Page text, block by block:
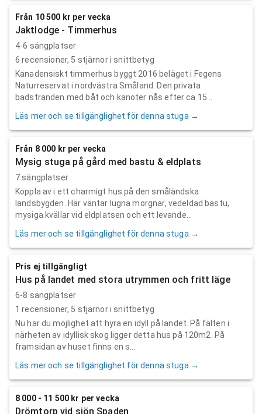
Från 10 500 kr per vecka
Jaktlodge - Timmerhus
4-6 sängplatser
6 recensioner, 5 stjärnor i snittbetyg
Kanadensiskt timmerhus byggt 2016 beläget i Fegens
Naturreservat i nordvästra Småland. Den privata
badstranden med båt och kanoter nås efter ca 15...
Läs mer och se tillgänglighet för denna stuga →
Från 8 000 kr per vecka
Mysig stuga på gård med bastu & eldplats
7 sängplatser
Koppla av i ett charmigt hus på den småländska
landsbygden. Här väntar lugna morgnar, vedeldad bastu,
mysiga kvällar vid eldplatsen och ett levande...
Läs mer och se tillgänglighet för denna stuga →
Pris ej tillgängligt
Hus på landet med stora utrymmen och fritt läge
6-8 sängplatser
1 recensioner, 5 stjärnor i snittbetyg
Nu har du möjlighet att hyra en idyll på landet. På fälten i
närheten av idyllisk skog ligger detta hus på 120m2. På
framsidan av huset finns en s...
Läs mer och se tillgänglighet för denna stuga →
8 000 - 11 500 kr per vecka
Drömtorp vid sjön Spaden